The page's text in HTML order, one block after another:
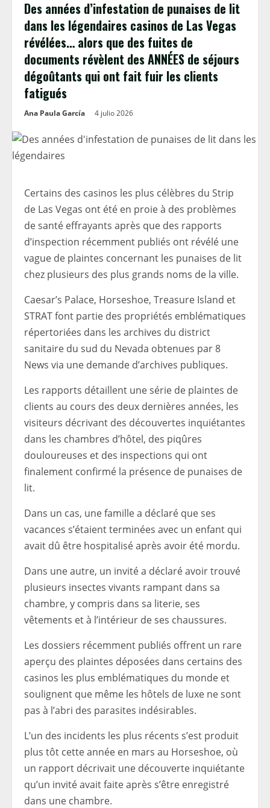
Des années d’infestation de punaises de lit
dans les légendaires casinos de Las Vegas
révélées… alors que des fuites de
documents révèlent des ANNÉES de séjours
dégoûtants qui ont fait fuir les clients
fatigués
Ana Paula García 4 julio 2026
Certains des casinos les plus célèbres du Strip
de Las Vegas ont été en proie à des problèmes
de santé effrayants après que des rapports
d’inspection récemment publiés ont révélé une
vague de plaintes concernant les punaises de lit
chez plusieurs des plus grands noms de la ville.
Caesar’s Palace, Horseshoe, Treasure Island et
STRAT font partie des propriétés emblématiques
répertoriées dans les archives du district
sanitaire du sud du Nevada obtenues par 8
News via une demande d’archives publiques.
Les rapports détaillent une série de plaintes de
clients au cours des deux dernières années, les
visiteurs décrivant des découvertes inquiétantes
dans les chambres d’hôtel, des piqûres
douloureuses et des inspections qui ont
finalement confirmé la présence de punaises de
lit.
Dans un cas, une famille a déclaré que ses
vacances s’étaient terminées avec un enfant qui
avait dû être hospitalisé après avoir été mordu.
Dans une autre, un invité a déclaré avoir trouvé
plusieurs insectes vivants rampant dans sa
chambre, y compris dans sa literie, ses
vêtements et à l’intérieur de ses chaussures.
Les dossiers récemment publiés offrent un rare
aperçu des plaintes déposées dans certains des
casinos les plus emblématiques du monde et
soulignent que même les hôtels de luxe ne sont
pas à l’abri des parasites indésirables.
L’un des incidents les plus récents s’est produit
plus tôt cette année en mars au Horseshoe, où
un rapport décrivait une découverte inquiétante
qu’un invité avait faite après s’être enregistré
dans une chambre.